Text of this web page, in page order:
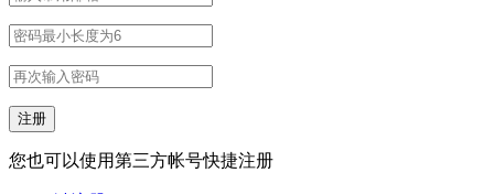
您也可以使用第三方帐号快捷注册